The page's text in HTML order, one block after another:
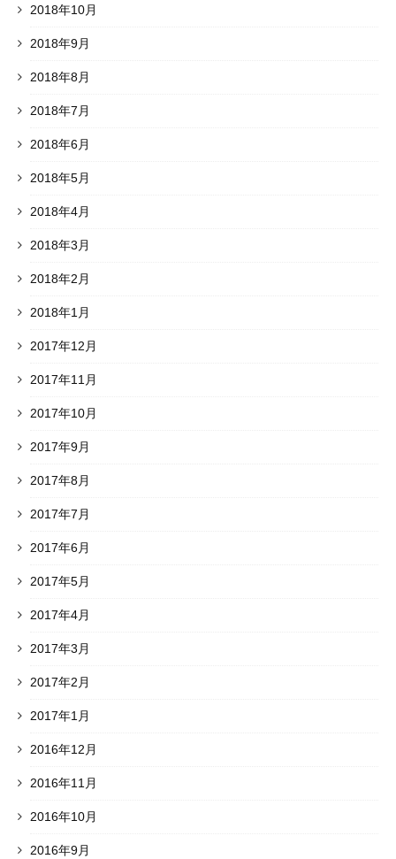
2018年10月
2018年9月
2018年8月
2018年7月
2018年6月
2018年5月
2018年4月
2018年3月
2018年2月
2018年1月
2017年12月
2017年11月
2017年10月
2017年9月
2017年8月
2017年7月
2017年6月
2017年5月
2017年4月
2017年3月
2017年2月
2017年1月
2016年12月
2016年11月
2016年10月
2016年9月